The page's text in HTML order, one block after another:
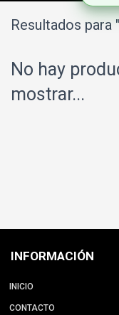
Resultados para
No hay
mostrar...
INFORMACIÓN
INICIO
CONTACTO